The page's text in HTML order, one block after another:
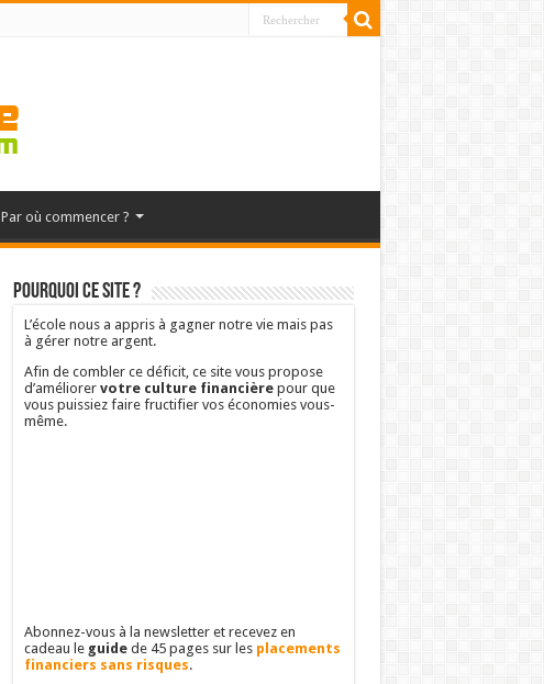
Par où commencer ?
Pourquoi ce site ?
L’école nous a appris à gagner notre vie mais pas
à gérer notre argent.
Afin de combler ce déficit, ce site vous propose
d’améliorer votre culture financièrepour que
vous puissiez faire fructifier vos économies vous-
même.
Abonnez-vous à la newsletter et recevez en
cadeau le guidede 45 pages sur les placements
financiers sans risques.